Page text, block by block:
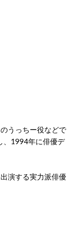
うっちー役などで
、1994年に俳優デ
演する実力派俳優